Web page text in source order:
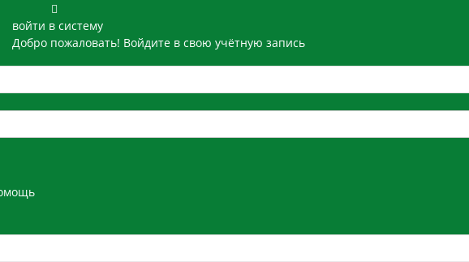
войти в систему
Добро пожаловать! Войдите в свою учётную запись